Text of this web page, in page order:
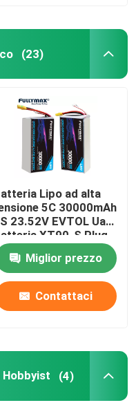
(23)
Lipo ad alta
5C 30000mAh
23.52V EVTOL Uam
XT90-S Plug
Miglior prezzo
Contattaci
(4)